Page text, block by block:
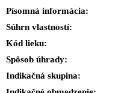
Písomná informácia:
Súhrn vlastností:
Kód lieku:
Spôsob úhrady:
Indikačná skupina: